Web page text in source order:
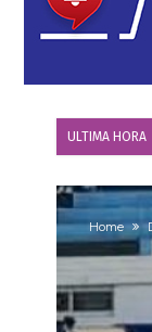
ULTIMA HORA
Home